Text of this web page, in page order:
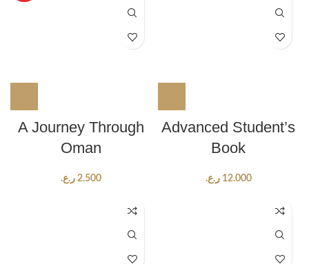
A Journey Through
Oman
2.500 ر.ع.
Advanced Student’s
Book
12.000 ر.ع.